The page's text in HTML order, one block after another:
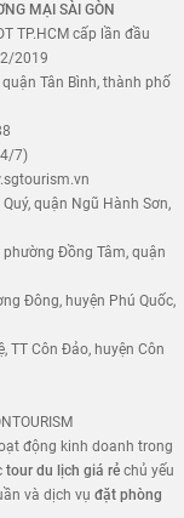
MẠI SÀI GÒN
TP.HCM cấp lần đầu
2019
Tân Bình, thành phố
7)
quận Ngũ Hành Sơn,
Đồng Tâm, quận
Đông, huyện Phú Quốc,
TT Côn Đảo, huyện Côn
động kinh doanh trong
tour du lịch giá rẻ chủ yếu
và dịch vụđặt phòng